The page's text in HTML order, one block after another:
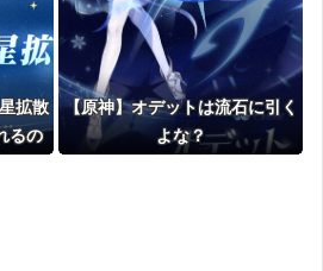
拡散
るの
【原神】オデットは流石に引く
よな？